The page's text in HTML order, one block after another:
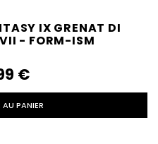
IX GRENAT DI
- FORM-ISM
‎€
PANIER